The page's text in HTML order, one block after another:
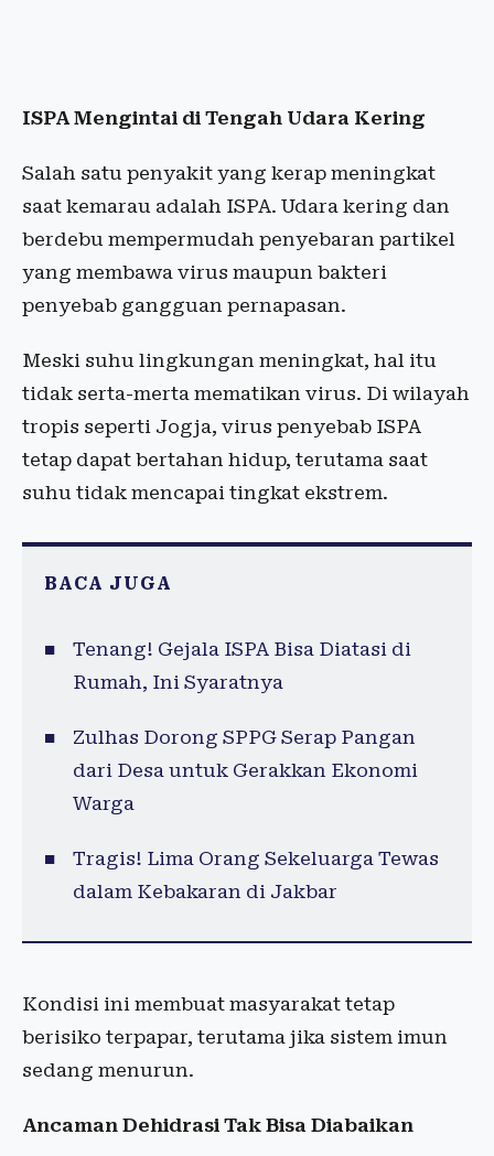
ISPA Mengintai di Tengah Udara Kering
Salah satu penyakit yang kerap meningkat
saat kemarau adalah ISPA. Udara kering dan
berdebu mempermudah penyebaran partikel
yang membawa virus maupun bakteri
penyebab gangguan pernapasan.
Meski suhu lingkungan meningkat, hal itu
tidak serta-merta mematikan virus. Di wilayah
tropis seperti Jogja, virus penyebab ISPA
tetap dapat bertahan hidup, terutama saat
suhu tidak mencapai tingkat ekstrem.
BACA JUGA
Tenang! Gejala ISPA Bisa Diatasi di
Rumah, Ini Syaratnya
Zulhas Dorong SPPG Serap Pangan
dari Desa untuk Gerakkan Ekonomi
Warga
Tragis! Lima Orang Sekeluarga Tewas
dalam Kebakaran di Jakbar
Kondisi ini membuat masyarakat tetap
berisiko terpapar, terutama jika sistem imun
sedang menurun.
Ancaman Dehidrasi Tak Bisa Diabaikan